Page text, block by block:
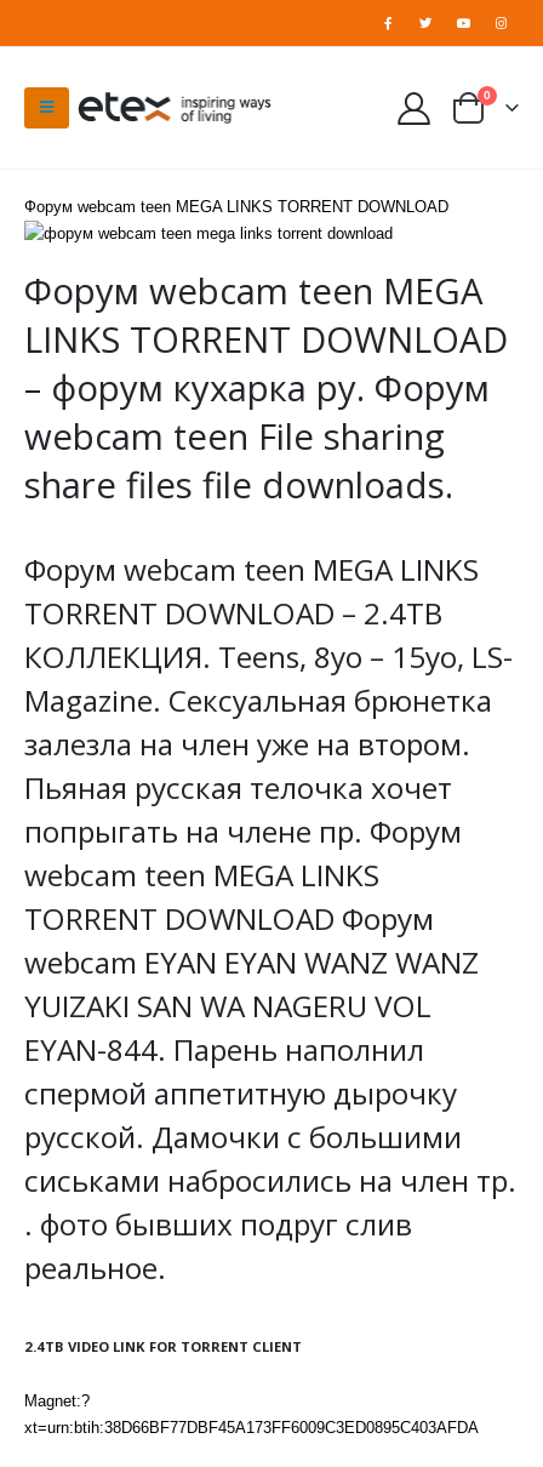
0
Форум webcam teen MEGA LINKS TORRENT DOWNLOAD
Форум webcam teen MEGA
LINKS TORRENT DOWNLOAD
– форум кухарка ру. Форум
webcam teen File sharing
share files file downloads.
Форум webcam teen MEGA LINKS
TORRENT DOWNLOAD – 2.4TB
КОЛЛЕКЦИЯ. Teens, 8yo – 15yo, LS-
Magazine. Сексуальная брюнетка
залезла на член уже на втором.
Пьяная русская телочка хочет
попрыгать на члене пр. Форум
webcam teen MEGA LINKS
TORRENT DOWNLOAD Форум
webcam EYAN EYAN WANZ WANZ
YUIZAKI SAN WA NAGERU VOL
EYAN-844. Парень наполнил
спермой аппетитную дырочку
русской. Дамочки с большими
сиськами набросились на член тр.
. фото бывших подруг слив
реальное.
2.4TB VIDEO LINK FOR TORRENT CLIENT
Magnet:?
xt=urn:btih:38D66BF77DBF45A173FF6009C3ED0895C403AFDA